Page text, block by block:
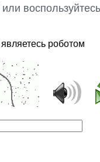
роботом